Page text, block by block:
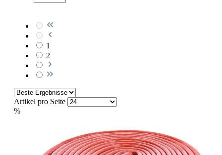
1
2
Artikel pro Seite
%